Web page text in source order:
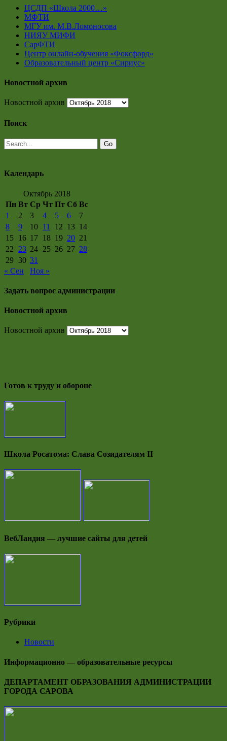
ЦСДП «Школа 2000…»
МФТИ
МГУ им. М.В.Ломоносова
НИЯУ МИФИ
СарФТИ
Центр онлайн-обучения «Фоксфорд»
Образовательный центр «Сириус»
Новостной архив
Новостной архив
Поиск
Календарь
Октябрь 2018
Пн Вт Ср Чт Пт Сб Вс
1
2 3 4 5 6
7
8
9 10 11 12 13 14
15 16 17 18 19 20 21
22
23 24 25 26 27 28
29 30 31
« Сен
Ноя »
Задать вопрос администрации
Новостной архив
Новостной архив
Готов к труду и обороне
Школа Росатома: Слава Созидателям II
ВебЛандия — лучшие сайты для детей
Рубрики
Новости
Информационно — образовательные ресурсы
ДЕПАРТАМЕНТ ОБРАЗОВАНИЯ АДМИНИСТРАЦИИ
ГОРОДА САРОВА